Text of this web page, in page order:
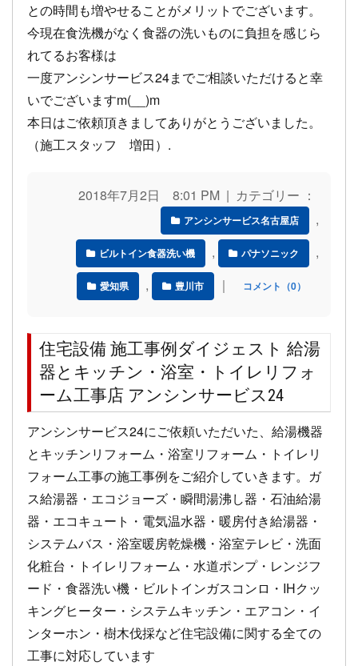
との時間も増やせることがメリットでございます。
今現在食洗機がなく食器の洗いものに負担を感じら
れてるお客様は
一度アンシンサービス24までご相談いただけると幸
いでございますm(__)m
本日はご依頼頂きましてありがとうございました。
（施工スタッフ 増田）.
2018年7月2日 8:01 PM | カテゴリー ：
アンシンサービス名古屋店 ,
ビルトイン食器洗い機 , パナソニック ,
愛知県 , 豊川市 ｜ コメント（0）
住宅設備 施工事例ダイジェスト 給湯
器とキッチン・浴室・トイレリフォ
ーム工事店 アンシンサービス24
アンシンサービス24にご依頼いただいた、給湯機器
とキッチンリフォーム・浴室リフォーム・トイレリ
フォーム工事の施工事例をご紹介していきます。ガ
ス給湯器・エコジョーズ・瞬間湯沸し器・石油給湯
器・エコキュート・電気温水器・暖房付き給湯器・
システムバス・浴室暖房乾燥機・浴室テレビ・洗面
化粧台・トイレリフォーム・水道ポンプ・レンジフ
ード・食器洗い機・ビルトインガスコンロ・IHクッ
キングヒーター・システムキッチン・エアコン・イ
ンターホン・樹木伐採など住宅設備に関する全ての
工事に対応しています